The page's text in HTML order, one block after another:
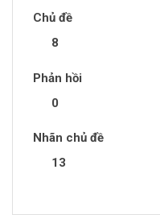
Chủ đề
8
Phản hồi
0
Nhãn chủ đề
13